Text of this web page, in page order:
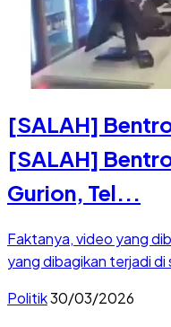
[SALAH]
[SALAH]
Gurion, Tel...
Faktanya, video yang
yang dibagikan terjadi
Politik30/03/2026